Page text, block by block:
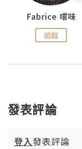
Fabrice 嚐味
追蹤
發表評論
登入發表評論